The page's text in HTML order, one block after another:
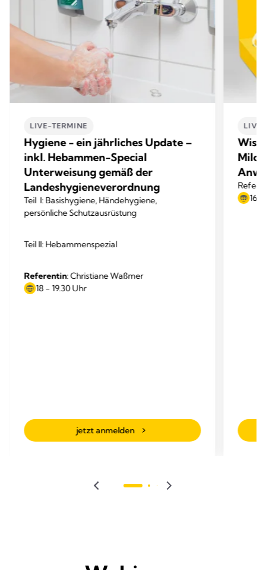
LIVE-TERMINE
Hygiene - ein jährliches Update –
inkl. Hebammen-Special
Unterweisung gemäß der
Landeshygieneverordnung
Teil I: Basishygiene, Händehygiene,
persönliche Schutzausrüstung
Teil II: Hebammenspezial
Referentin: Christiane Waßmer
18 - 19.30 Uhr
jetzt anmelden
16 -